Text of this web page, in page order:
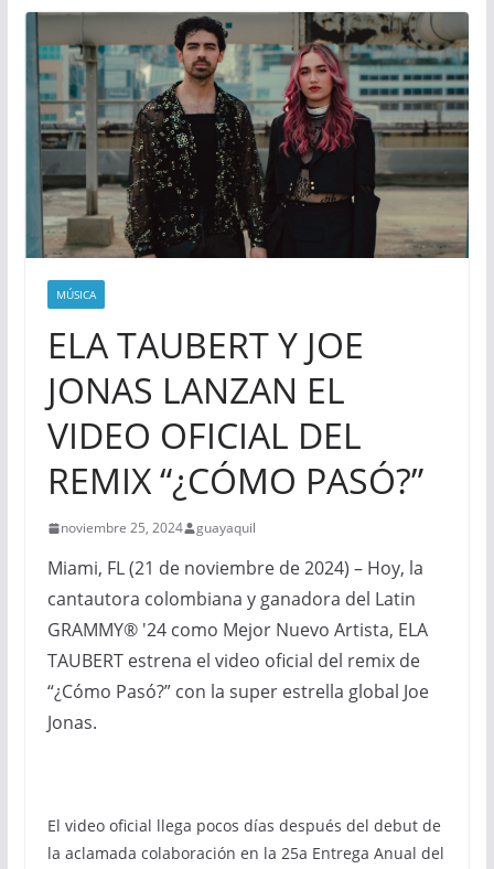
MÚSICA
ELA TAUBERT Y JOE
JONAS LANZAN EL
VIDEO OFICIAL DEL
REMIX “¿CÓMO PASÓ?”
noviembre 25, 2024 guayaquil
Miami, FL (21 de noviembre de 2024) – Hoy, la
cantautora colombiana y ganadora del Latin
GRAMMY® '24 como Mejor Nuevo Artista, ELA
TAUBERT estrena el video oficial del remix de
“¿Cómo Pasó?” con la super estrella global Joe
Jonas.
El video oficial llega pocos días después del debut de
la aclamada colaboración en la 25a Entrega Anual del